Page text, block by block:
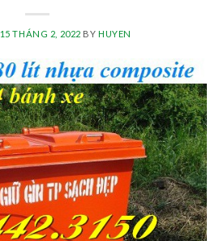
15 THÁNG 2, 2022 BY HUYEN